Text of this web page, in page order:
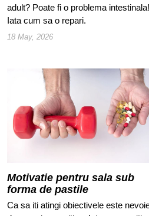
adult? Poate fi o problema intestinala!
Iata cum sa o repari.
18 May, 2026
Motivatie pentru sala sub
forma de pastile
Ca sa iti atingi obiectivele este